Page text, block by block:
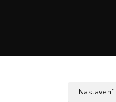
Nastavení